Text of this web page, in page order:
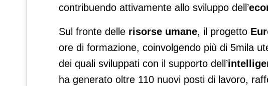
contribuendo attivamente allo sviluppo dell’
Sul fronte delle risorse umane, il progetto
ore di formazione, coinvolgendo più di 5mila
dei quali sviluppati con il supporto dell’
ha generato oltre 110 nuovi posti di lavoro,